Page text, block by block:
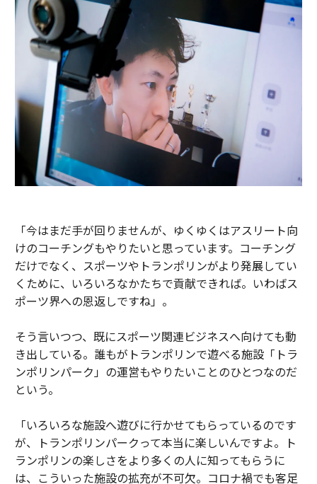
「今はまだ手が回りませんが、ゆくゆくはアスリート向
けのコーチングもやりたいと思っています。コーチング
だけでなく、スポーツやトランポリンがより発展してい
くために、いろいろなかたちで貢献できれば。いわばス
ポーツ界への恩返しですね」。
そう言いつつ、既にスポーツ関連ビジネスへ向けても動
き出している。誰もがトランポリンで遊べる施設「トラ
ンポリンパーク」の運営もやりたいことのひとつなのだ
という。
「いろいろな施設へ遊びに行かせてもらっているのです
が、トランポリンパークって本当に楽しいんですよ。ト
ランポリンの楽しさをより多くの人に知ってもらうに
は、こういった施設の拡充が不可欠。コロナ禍でも客足